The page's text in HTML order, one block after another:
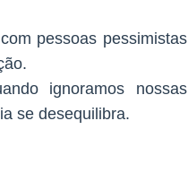
pessoas pessimistas
ignoramos nossas
se desequilibra.